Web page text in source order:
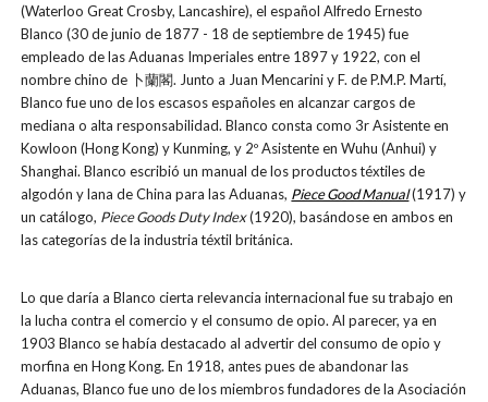
(Waterloo Great Crosby, Lancashire), el español Alfredo Ernesto
Blanco (30 de junio de 1877 - 18 de septiembre de 1945) fue
empleado de las Aduanas Imperiales entre 1897 y 1922, con el
nombre chino de 卜蘭閣. Junto a Juan Mencarini y F. de P.M.P. Martí,
Blanco fue uno de los escasos españoles en alcanzar cargos de
mediana o alta responsabilidad. Blanco consta como 3r Asistente en
Kowloon (Hong Kong) y Kunming, y 2º Asistente en Wuhu (Anhui) y
Shanghai. Blanco escribió un manual de los productos téxtiles de
algodón y lana de China para las Aduanas, Piece Good Manual(1917) y
un catálogo, Piece Goods Duty Index(1920), basándose en ambos en
las categorías de la industria téxtil británica.
Lo que daría a Blanco cierta relevancia internacional fue su trabajo en
la lucha contra el comercio y el consumo de opio. Al parecer, ya en
1903 Blanco se había destacado al advertir del consumo de opio y
morfina en Hong Kong. En 1918, antes pues de abandonar las
Aduanas, Blanco fue uno de los miembros fundadores de la Asociación